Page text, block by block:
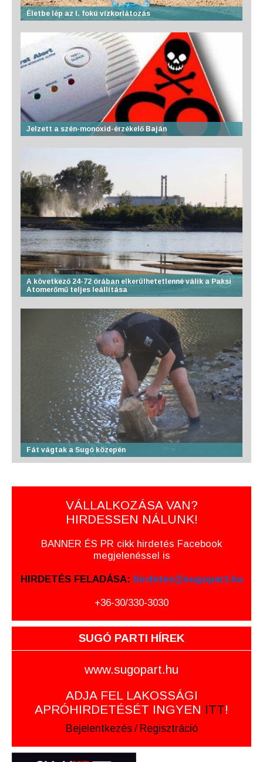
Életbe lép az I. fokú vízkorlátozás
Jelzett a szén-monoxid-érzékelő Baján
A következő 24-72 órában elkerülhetetlenné válik a Paksi
Atomerőmű teljes leállítása
Fát vágtak a Sugó közepén
VÁLLALKOZÁSA VAN?
HIRDESSEN NÁLUNK!
BANNER ÉS PR cikk hirdetés Facebook
megjelenéssel is
HIRDETÉS FELADÁSA: hirdetes@sugopart.hu
+36-30/330-3030
SUGÓ PARTI HÍREK
www.sugopart.hu
ADJA FEL LAKOSSÁGI
APRÓHIRDETÉSÉT INGYEN ITT!
Bejelentkezés / Regisztráció